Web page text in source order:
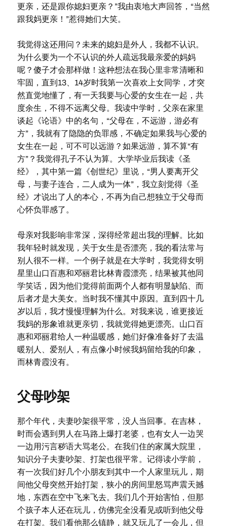
更亲，还是跟你媳妇更亲？”我由衷地大声回答，“当然
跟我妈更亲！”惹得她们大笑。
我觉得这还用问？未来的媳妇是外人，我都不认识。
为什么要为一个不认识的外人疏远我最亲爱的妈妈
呢？傻子才会那样做！这种想法在我心里非常清晰和
牢固，直到13、14岁时我第一次喜欢上女同学，才突
然直觉地懂了，有一天我要与心爱的女生在一起，共
度余生，不得不远离父母。我读中学时，父亲在家里
谈起《论语》中的名句，“父母在，不远游，游必有
方”，我就有了隐隐的负罪感，不确定如果我与心爱的
女生在一起，可不可以远游？如果远游，算不算“有
方”？我觉得孔子不认为算。大学毕业后我读《圣
经》，其中第一篇《创世纪》里说，“男人要离开父
母，与妻子连合，二人成为一体”，我立刻觉得《圣
经》才说出了人的本心，不再为自己想独立于父母而
心怀负罪感了。
母亲对我影响非常深，深得经常超出我的理解。比如
我年轻时就发现，关于女生是否漂亮，我的看法常与
别人很不一样。一个例子就是在大学时，我觉得女明
星里山口百惠和邓丽君比林青霞漂亮，结果被其他同
学笑话，因为他们觉得前面两个人都有明显缺陷、而
后者才是大美女。当时我不懂其中原因。直到四十几
岁以后，我才慢慢理解为什么。对我来说，谁更接近
我妈的形象谁就更亲切，我就觉得她更漂亮。山口百
惠和邓丽君给人一种温暖感，她们好像准备好了去温
暖别人、爱别人，有点像小时候我妈留给我的印象，
而林青霞没有。
父母吵架
那个年代，夫妻吵架很平常，没人当回事。在吉林，
时而会遇到男人在马路上爆打老婆，也有女人一边哭
一边用污言秽语大骂老公。在我们住的家属大院里，
知识分子夫妻吵架、打架也很平常。记得读小学前，
有一次我们好几个小朋友到其中一个人家里玩儿，期
间他父母突然开始打架，狭小的房间里怒骂声震天撼
地，东西在空中飞来飞去。我们几个开始害怕，但那
个孩子本人还在玩儿，仿佛完全没看见或听到他父母
在打架。我们看他那么镇静，就又玩儿了一会儿，但